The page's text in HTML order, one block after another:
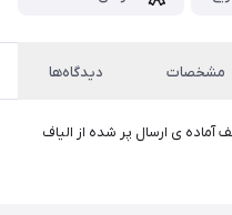
مشخصات دیدگاه‌ها
آماده ی ارسال پر شده از الیاف